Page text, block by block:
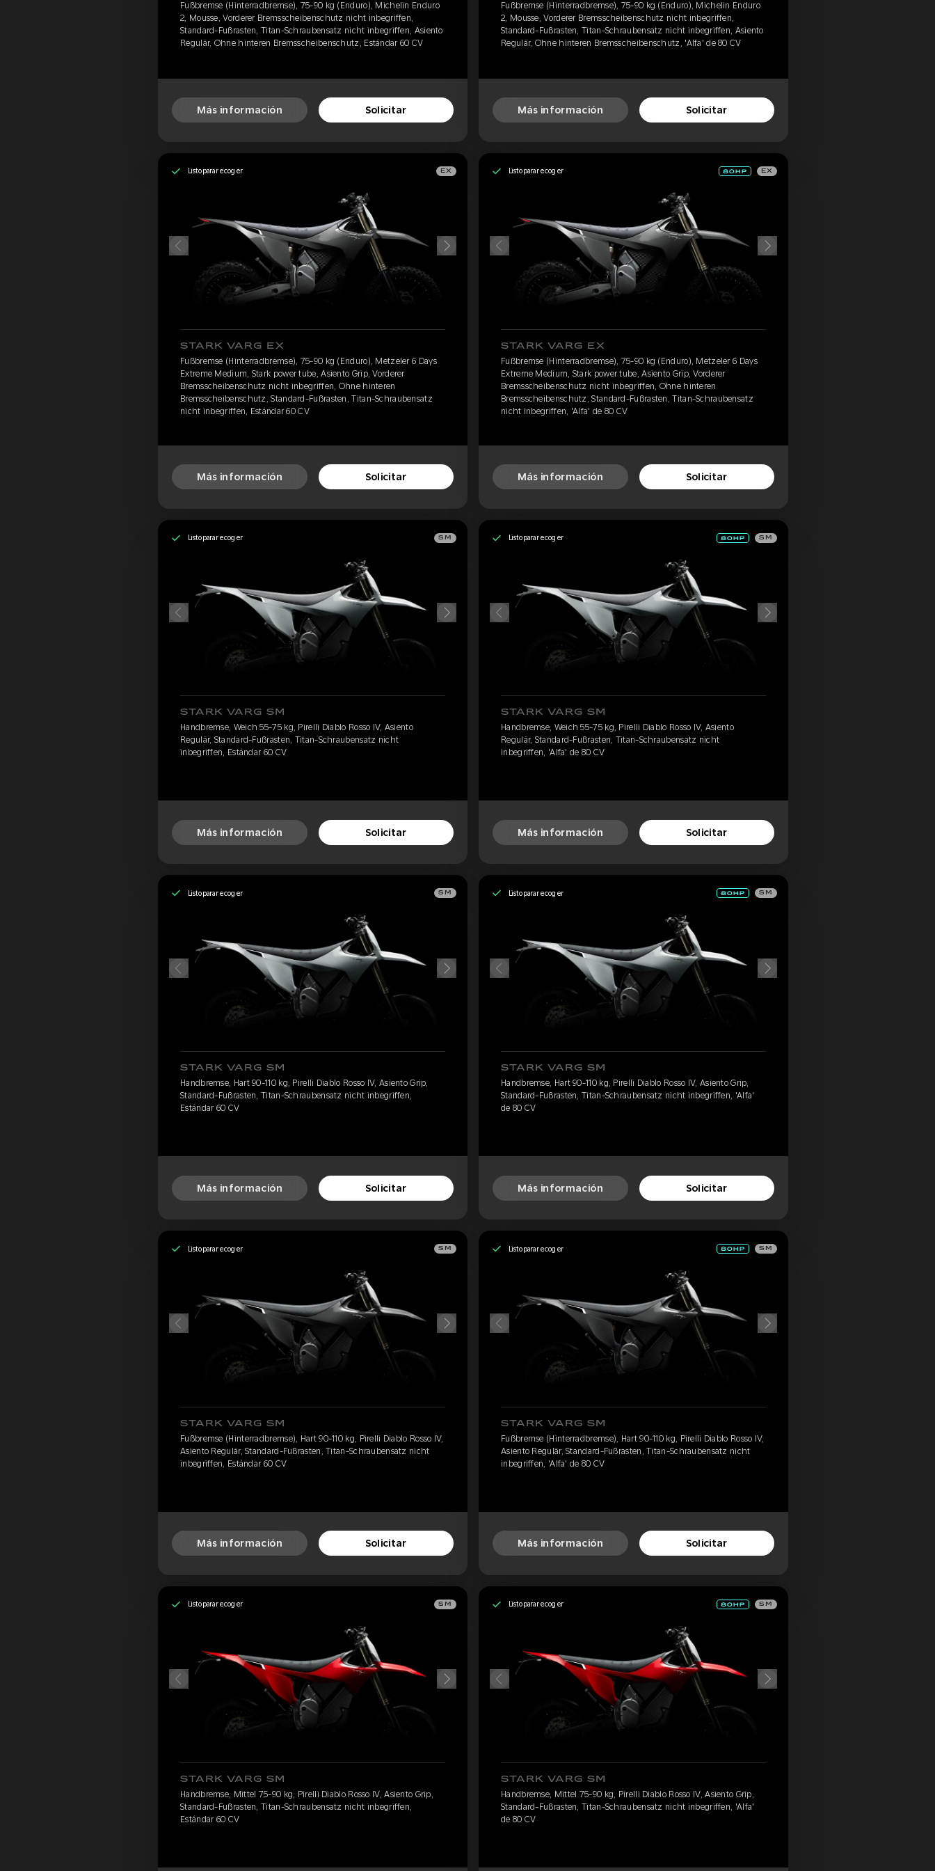
Fußbremse (Hinterradbremse), 75-90 kg (Enduro), Michelin Enduro
2, Mousse, Vorderer Bremsscheibenschutz nicht inbegriffen,
Standard-Fußrasten, Titan-Schraubensatz nicht inbegriffen, Asiento
Regulär, Ohne hinteren Bremsscheibenschutz, Estándar 60 CV
Más información Solicitar
Fußbremse (Hinterradbremse), 75-90 kg (Enduro), Michelin Enduro
2, Mousse, Vorderer Bremsscheibenschutz nicht inbegriffen,
Standard-Fußrasten, Titan-Schraubensatz nicht inbegriffen, Asiento
Regulär, Ohne hinteren Bremsscheibenschutz, 'Alfa' de 80 CV
Más información Solicitar
Listo para recoger EX
STARK VARG EX
Fußbremse (Hinterradbremse), 75-90 kg (Enduro), Metzeler 6 Days
Extreme Medium, Stark power tube, Asiento Grip, Vorderer
Bremsscheibenschutz nicht inbegriffen, Ohne hinteren
Bremsscheibenschutz, Standard-Fußrasten, Titan-Schraubensatz
nicht inbegriffen, Estándar 60 CV
Más información Solicitar
Listo para recoger EX
STARK VARG EX
Fußbremse (Hinterradbremse), 75-90 kg (Enduro), Metzeler 6 Days
Extreme Medium, Stark power tube, Asiento Grip, Vorderer
Bremsscheibenschutz nicht inbegriffen, Ohne hinteren
Bremsscheibenschutz, Standard-Fußrasten, Titan-Schraubensatz
nicht inbegriffen, 'Alfa' de 80 CV
Más información Solicitar
Listo para recoger SM
STARK VARG SM
Handbremse, Weich 55-75 kg, Pirelli Diablo Rosso IV, Asiento
Regulär, Standard-Fußrasten, Titan-Schraubensatz nicht
inbegriffen, Estándar 60 CV
Más información Solicitar
Listo para recoger SM
STARK VARG SM
Handbremse, Weich 55-75 kg, Pirelli Diablo Rosso IV, Asiento
Regulär, Standard-Fußrasten, Titan-Schraubensatz nicht
inbegriffen, 'Alfa' de 80 CV
Más información Solicitar
Listo para recoger SM
STARK VARG SM
Handbremse, Hart 90-110 kg, Pirelli Diablo Rosso IV, Asiento Grip,
Standard-Fußrasten, Titan-Schraubensatz nicht inbegriffen,
Estándar 60 CV
Más información Solicitar
Listo para recoger SM
STARK VARG SM
Handbremse, Hart 90-110 kg, Pirelli Diablo Rosso IV, Asiento Grip,
Standard-Fußrasten, Titan-Schraubensatz nicht inbegriffen, 'Alfa'
de 80 CV
Más información Solicitar
Listo para recoger SM
STARK VARG SM
Fußbremse (Hinterradbremse), Hart 90-110 kg, Pirelli Diablo Rosso IV,
Asiento Regulär, Standard-Fußrasten, Titan-Schraubensatz nicht
inbegriffen, Estándar 60 CV
Más información Solicitar
Listo para recoger SM
STARK VARG SM
Fußbremse (Hinterradbremse), Hart 90-110 kg, Pirelli Diablo Rosso IV,
Asiento Regulär, Standard-Fußrasten, Titan-Schraubensatz nicht
inbegriffen, 'Alfa' de 80 CV
Más información Solicitar
Listo para recoger SM
STARK VARG SM
Handbremse, Mittel 75-90 kg, Pirelli Diablo Rosso IV, Asiento Grip,
Standard-Fußrasten, Titan-Schraubensatz nicht inbegriffen,
Estándar 60 CV
Listo para recoger SM
STARK VARG SM
Handbremse, Mittel 75-90 kg, Pirelli Diablo Rosso IV, Asiento Grip,
Standard-Fußrasten, Titan-Schraubensatz nicht inbegriffen, 'Alfa'
de 80 CV